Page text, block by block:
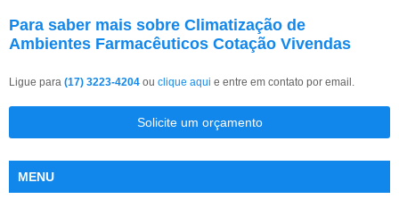
Para saber mais sobre Climatização de
Ambientes Farmacêuticos Cotação Vivendas
Ligue para (17) 3223-4204 ou clique aqui e entre em contato por email.
Solicite um orçamento
MENU